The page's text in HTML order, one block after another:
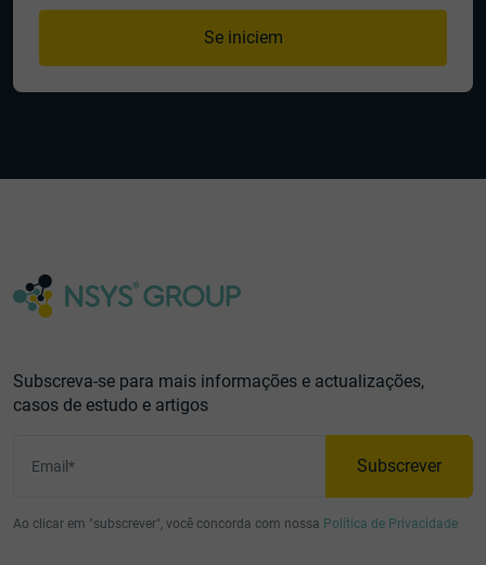
Se iniciem
Subscreva-se para mais informações e actualizações,
casos de estudo e artigos
Email* Subscrever
Ao clicar em "subscrever", você concorda com nossa Política de Privacidade